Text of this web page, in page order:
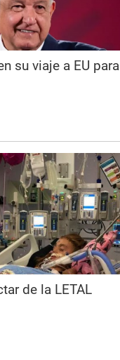
su viaje a EU para
de la LETAL